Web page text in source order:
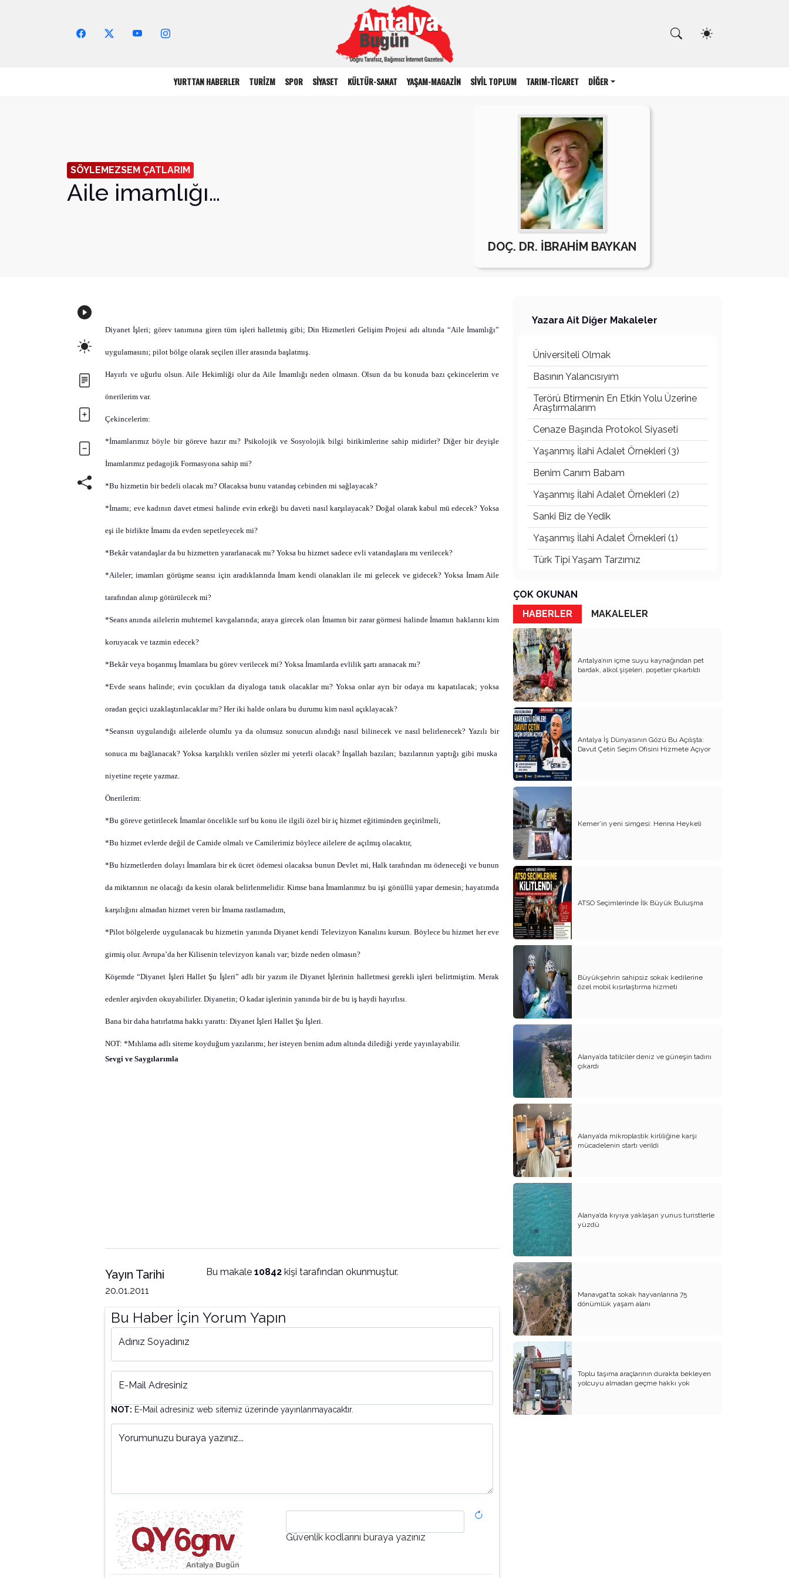
YURTTAN HABERLER TURİZM SPOR SİYASET KÜLTÜR-SANAT YAŞAM-MAGAZİN SİVİL TOPLUM TARIM-TİCARET DİĞER
SÖYLEMEZSEM ÇATLARIM
Aile imamlığı…
DOÇ. DR. İBRAHİM BAYKAN
Diyanet İşleri; görev tanımına giren tüm işleri halletmiş gibi; Din Hizmetleri Gelişim Projesi adı altında “Aile İmamlığı”
uygulamasını; pilot bölge olarak seçilen iller arasında başlatmış.
Hayırlı ve uğurlu olsun. Aile Hekimliği olur da Aile İmamlığı neden olmasın. Olsun da bu konuda bazıçekincelerim ve
önerilerim var.
Çekincelerim:
*İmamlarımız böyle bir göreve hazır mı? Psikolojik ve Sosyolojik bilgi birikimlerine sahip midirler? Diğer bir deyişle
İmamlarımız pedagojik Formasyona sahip mi?
*Bu hizmetin bir bedeli olacak mı? Olacaksa bunu vatandaş cebinden mi sağlayacak?
*İmamı; eve kadının davet etmesi halinde evin erkeği bu daveti nasıl karşılayacak? Doğal olarak kabul mü edecek? Yoksa
eşi ile birlikte İmamı da evden sepetleyecek mi?
*Bekâr vatandaşlar da bu hizmetten yararlanacak mı? Yoksa bu hizmet sadece evli vatandaşlara mı verilecek?
*Aileler; imamları görüşme seansı için aradıklarında İmam kendi olanakları ile mi gelecek ve gidecek? Yoksa İmam Aile
tarafından alınıp götürülecek mi?
*Seans anında ailelerin muhtemel kavgalarında; araya girecek olan İmamın bir zarar görmesi halinde İmamın haklarını kim
koruyacak ve tazmin edecek?
*Bekâr veya boşanmış İmamlara bu görev verilecek mi? Yoksa İmamlarda evlilik şartı aranacak mı?
*Evde seans halinde; evin çocukları da diyaloga tanık olacaklar mı? Yoksa onlar ayrı bir odaya mı kapatılacak; yoksa
oradan geçici uzaklaştırılacaklar mı? Her iki halde onlara bu durumu kim nasıl açıklayacak?
*Seansın uygulandığı ailelerde olumlu ya da olumsuz sonucun alındığı nasıl bilinecek ve nasıl belirlenecek? Yazılı bir
sonuca mı bağlanacak? Yoksa karşılıklı verilen sözler mi yeterli olacak? İnşallah bazıları; bazılarının yaptığı gibi muska
niyetine reçete yazmaz.
Önerilerim:
*Bu göreve getirilecek İmamlar öncelikle sırf bu konu ile ilgili özel bir iç hizmet eğitiminden geçirilmeli,
*Bu hizmet evlerde değil de Camide olmalı ve Camilerimiz böylece ailelere de açılmış olacaktır,
*Bu hizmetlerden dolayı İmamlara bir ek ücret ödemesi olacaksa bunun Devlet mi, Halk tarafından mı ödeneceği ve bunun
da miktarının ne olacağı da kesin olarak belirlenmelidir. Kimse bana İmamlarımız bu işi gönüllü yapar demesin; hayatımda
karşılığını almadan hizmet veren bir İmama rastlamadım,
*Pilot bölgelerde uygulanacak bu hizmetin yanında Diyanet kendi Televizyon Kanalını kursun. Böylece bu hizmet her eve
girmiş olur. Avrupa’da her Kilisenin televizyon kanalı var; bizde neden olmasın?
Köşemde “Diyanet İşleri Hallet Şu İşleri” adlı bir yazım ile Diyanet İşlerinin halletmesi gerekli işleri belirtmiştim. Merak
edenler arşivden okuyabilirler. Diyanetin; O kadar işlerinin yanında bir de bu iş haydi hayırlısı.
Bana bir daha hatırlatma hakkı yarattı: Diyanet İşleri Hallet Şu İşleri.
NOT: *Mıhlama adlı siteme koyduğum yazılarımı; her isteyen benim adım altında dilediği yerde yayınlayabilir.
Sevgi ve Saygılarımla
Yayın Tarihi
20.01.2011
Bu makale 10842kişi tarafından okunmuştur.
Bu Haber İçin Yorum Yapın
Adınız Soyadınız
E-Mail Adresiniz
NOT: E-Mail adresiniz web sitemiz üzerinde yayınlanmayacaktır.
Yorumunuzu buraya yazınız...
Güvenlik kodlarını buraya yazınız
Yazara Ait Diğer Makaleler
Üniversiteli Olmak
Basının Yalancısıyım
Terörü Btirmenin En Etkin Yolu Üzerine
Araştırmalarım
Cenaze Başında Protokol Siyaseti
Yaşanmış İlahi Adalet Örnekleri (3)
Benim Canım Babam
Yaşanmış İlahi Adalet Örnekleri (2)
Sanki Biz de Yedik
Yaşanmış İlahi Adalet Örnekleri (1)
Türk Tipi Yaşam Tarzımız
Katil Ağaçlar
Keşke Herkes Sevdiği ve İyi Bildiği İşi
Yapsa
Veda Mektubum
Avm’ler Sinek Avlıyor
Hangi Gazetecilerin Günü?
Çok Para, Çok Bela
Geçen Yıldan Akılda Kalanlar
Yeni Yıl Duam
Çağımızın Hastalığı Madde Bağımlılığı
Yürek Burkan İsyanlarım
Organ Nakli ve Bağışı Hakkında
Görüşlerim
Suyumuz Isınıyor Haberiniz Olsun!!
Sözde Kadın Hakları Günü
Engellilerimize Engel Olmayalım
Öğretmenler Günü ve Eğitim
Sistemimiz
Kreşten Üniversiteye Tavsiyelerim
Binalar ve Zinalar
Altın Takı Mağdurları
Protokol
Modifiye Kadınlar
Evliliğin Anatomisi
Diyanet İşleri Hallet Şu İşleri
Mezarcı Hikmet’in Yürek Burkan Hayat
Hikayesi
Neşet Ertaş’ın Anısına
Canım Yurdum İnsanları - 1
Bu Yazım Sözde Değil Özde
Müslüman Olan Ülkeler İçindir!!
Aileme Duyduğum Özlem
Kırtasiye Vurgunu
Dijital Çağın Çocukları
Sıcak, Sıcak Çok Sıcak !!
FİKRET OTYAM’IN ANISINA
BİZDE KAÇ ROWAN VAR ACABA?
SANA NE!!
KADIN CİNAYETLERİNE FARKLI BİR
BAKIŞ
SUYUMUZ ISINIYOR
ÇOK OKUNAN
HABERLER
MAKALELER
Antalya’nın içme suyu kaynağından pet
bardak, alkol şişeleri, poşetler çıkartıldı
Antalya İş Dünyasının Gözü Bu Açılışta:
Davut Çetin Seçim Ofisini Hizmete Açıyor
Kemer’in yeni simgesi: Henna Heykeli
ATSO Seçimlerinde İlk Büyük Buluşma
Büyükşehrin sahipsiz sokak kedilerine
özel mobil kısırlaştırma hizmeti
Alanya’da tatilciler deniz ve güneşin tadını
çıkardı
Alanya’da mikroplastik kirliliğine karşı
mücadelenin startı verildi
Alanya’da kıyıya yaklaşan yunus turistlerle
yüzdü
Manavgat’ta sokak hayvanlarına 75
dönümlük yaşam alanı
Toplu taşıma araçlarının durakta bekleyen
yolcuyu almadan geçme hakkı yok
Arama Yap!